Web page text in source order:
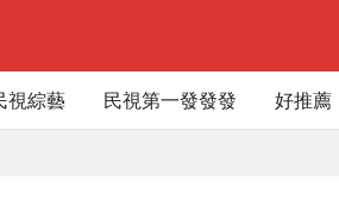
視綜藝 民視第一發發發 好推薦